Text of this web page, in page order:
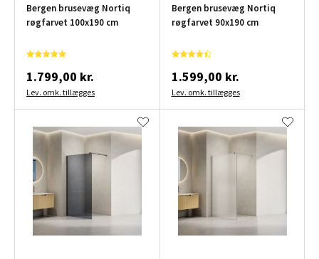
Bergen brusevæg Nortiq
røgfarvet 100x190 cm
1.799,00 kr.
Lev. omk. tillægges
Bergen brusevæg Nortiq
røgfarvet 90x190 cm
1.599,00 kr.
Lev. omk. tillægges